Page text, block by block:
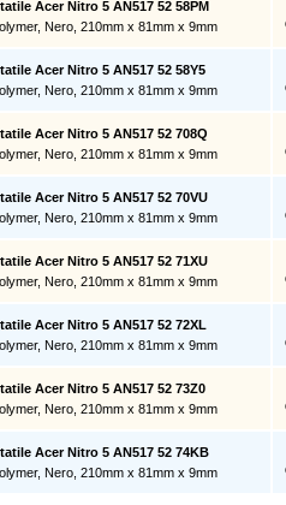
Acer Nitro 5 AN517 52 58PM
Nero, 210mm x 81mm x 9mm
Acer Nitro 5 AN517 52 58Y5
Nero, 210mm x 81mm x 9mm
Acer Nitro 5 AN517 52 708Q
Nero, 210mm x 81mm x 9mm
Acer Nitro 5 AN517 52 70VU
Nero, 210mm x 81mm x 9mm
Acer Nitro 5 AN517 52 71XU
Nero, 210mm x 81mm x 9mm
Acer Nitro 5 AN517 52 72XL
Nero, 210mm x 81mm x 9mm
Acer Nitro 5 AN517 52 73Z0
Nero, 210mm x 81mm x 9mm
Acer Nitro 5 AN517 52 74KB
Nero, 210mm x 81mm x 9mm